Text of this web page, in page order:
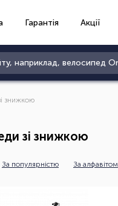
Гарантія Акції
знижкою
зі знижкою
За популярністю За алфавітом